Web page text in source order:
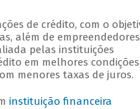
de crédito, com o
além de empreendedores
pelas instituições
em melhores
menores taxas de juros.
instituição financeira